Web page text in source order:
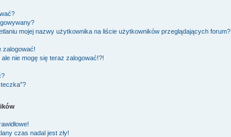
mojej nazwy użytkownika na liście użytkowników przeglądających forum?
zalogować!
nie mogę się teraz zalogować!?!
czas nadal jest zły!